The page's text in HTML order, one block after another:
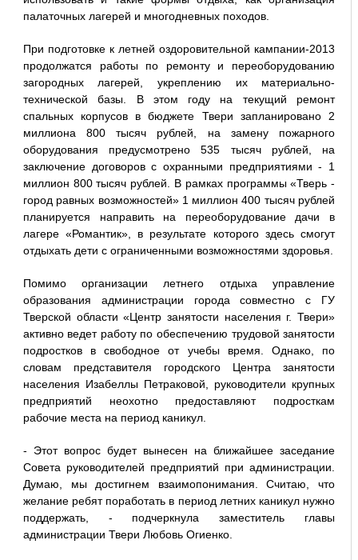
палаточных лагерей и многодневных походов.
При подготовке к летней оздоровительной кампании-2013
продолжатся работы по ремонту и переоборудованию
загородных лагерей, укреплению их материально-
технической базы. В этом году на текущий ремонт
спальных корпусов в бюджете Твери запланировано 2
миллиона 800 тысяч рублей, на замену пожарного
оборудования предусмотрено 535 тысяч рублей, на
заключение договоров с охранными предприятиями - 1
миллион 800 тысяч рублей. В рамках программы «Тверь -
город равных возможностей» 1 миллион 400 тысяч рублей
планируется направить на переоборудование дачи в
лагере «Романтик», в результате которого здесь смогут
отдыхать дети с ограниченными возможностями здоровья.
Помимо организации летнего отдыха управление
образования администрации города совместно с ГУ
Тверской области «Центр занятости населения г. Твери»
активно ведет работу по обеспечению трудовой занятости
подростков в свободное от учебы время. Однако, по
словам представителя городского Центра занятости
населения Изабеллы Петраковой, руководители крупных
предприятий неохотно предоставляют подросткам
рабочие места на период каникул.
- Этот вопрос будет вынесен на ближайшее заседание
Совета руководителей предприятий при администрации.
Думаю, мы достигнем взаимопонимания. Считаю, что
желание ребят поработать в период летних каникул нужно
поддержать, - подчеркнула заместитель главы
администрации Твери Любовь Огиенко.